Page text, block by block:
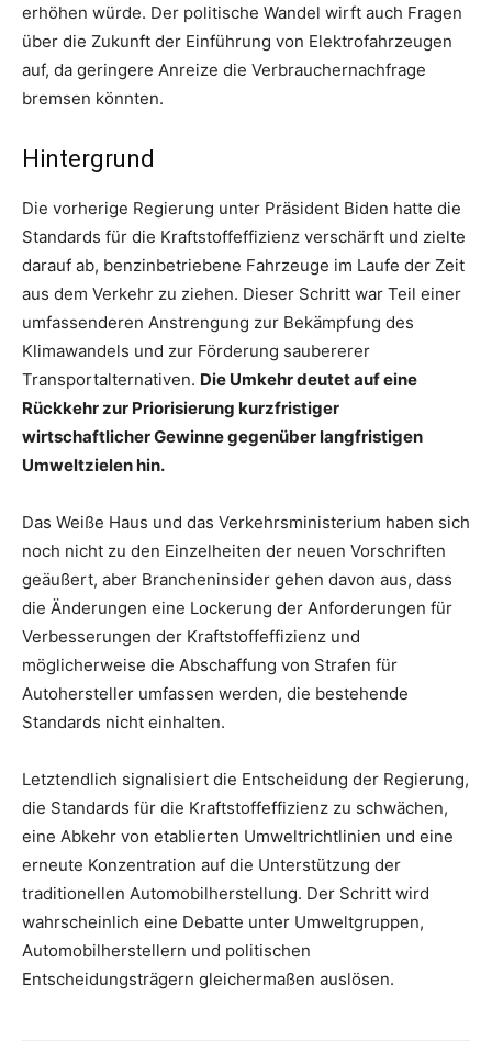
erhöhen würde. Der politische Wandel wirft auch Fragen
über die Zukunft der Einführung von Elektrofahrzeugen
auf, da geringere Anreize die Verbrauchernachfrage
bremsen könnten.
Hintergrund
Die vorherige Regierung unter Präsident Biden hatte die
Standards für die Kraftstoffeffizienz verschärft und zielte
darauf ab, benzinbetriebene Fahrzeuge im Laufe der Zeit
aus dem Verkehr zu ziehen. Dieser Schritt war Teil einer
umfassenderen Anstrengung zur Bekämpfung des
Klimawandels und zur Förderung saubererer
Transportalternativen. Die Umkehr deutet auf eine
Rückkehr zur Priorisierung kurzfristiger
wirtschaftlicher Gewinne gegenüber langfristigen
Umweltzielen hin.
Das Weiße Haus und das Verkehrsministerium haben sich
noch nicht zu den Einzelheiten der neuen Vorschriften
geäußert, aber Brancheninsider gehen davon aus, dass
die Änderungen eine Lockerung der Anforderungen für
Verbesserungen der Kraftstoffeffizienz und
möglicherweise die Abschaffung von Strafen für
Autohersteller umfassen werden, die bestehende
Standards nicht einhalten.
Letztendlich signalisiert die Entscheidung der Regierung,
die Standards für die Kraftstoffeffizienz zu schwächen,
eine Abkehr von etablierten Umweltrichtlinien und eine
erneute Konzentration auf die Unterstützung der
traditionellen Automobilherstellung. Der Schritt wird
wahrscheinlich eine Debatte unter Umweltgruppen,
Automobilherstellern und politischen
Entscheidungsträgern gleichermaßen auslösen.